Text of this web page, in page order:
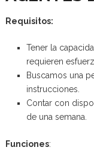
Requisitos:
Tener la
requieren
Buscamos una
instrucciones.
Contar con
de una semana.
Funciones: